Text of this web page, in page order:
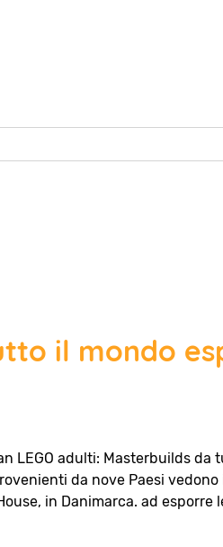
il mondo
LEGO adulti: Masterbuilds da
da nove Paesi
in Danimarca. ad esporre